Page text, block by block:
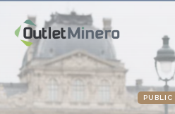
PUBLIC